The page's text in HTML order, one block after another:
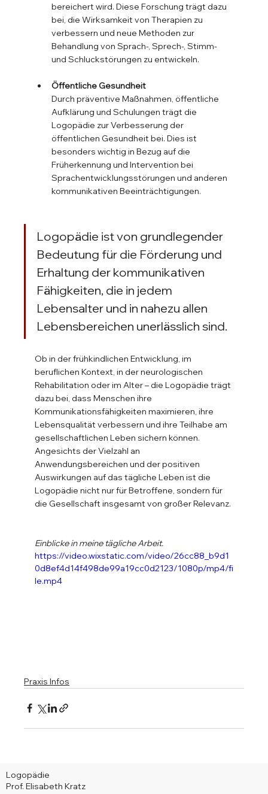
bereichert wird. Diese Forschung trägt dazu
bei, die Wirksamkeit von Therapien zu
verbessern und neue Methoden zur
Behandlung von Sprach-, Sprech-, Stimm-
und Schluckstörungen zu entwickeln.
Öffentliche Gesundheit
Durch präventive Maßnahmen, öffentliche
Aufklärung und Schulungen trägt die
Logopädie zur Verbesserung der
öffentlichen Gesundheit bei. Dies ist
besonders wichtig in Bezug auf die
Früherkennung und Intervention bei
Sprachentwicklungsstörungen und anderen
kommunikativen Beeinträchtigungen.
Logopädie ist von grundlegender
Bedeutung für die Förderung und
Erhaltung der kommunikativen
Fähigkeiten, die in jedem
Lebensalter und in nahezu allen
Lebensbereichen unerlässlich sind.
Ob in der frühkindlichen Entwicklung, im
beruflichen Kontext, in der neurologischen
Rehabilitation oder im Alter – die Logopädie trägt
dazu bei, dass Menschen ihre
Kommunikationsfähigkeiten maximieren, ihre
Lebensqualität verbessern und ihre Teilhabe am
gesellschaftlichen Leben sichern können.
Angesichts der Vielzahl an
Anwendungsbereichen und der positiven
Auswirkungen auf das tägliche Leben ist die
Logopädie nicht nur für Betroffene, sondern für
die Gesellschaft insgesamt von großer Relevanz.
Einblicke in meine tägliche Arbeit.
https://video.wixstatic.com/video/26cc88_b9d1
0d8ef4d14f498de99a19cc0d2123/1080p/mp4/fi
le.mp4
Praxis Infos
Logopädie
Prof. Elisabeth Kratz